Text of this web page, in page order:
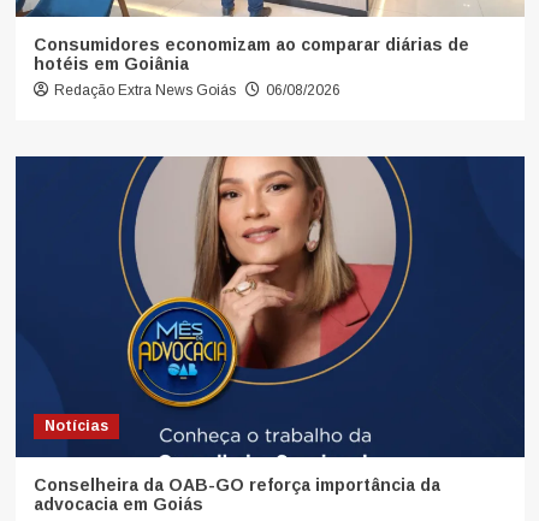
Consumidores economizam ao comparar diárias de
hotéis em Goiânia
Redação Extra News Goiás 06/08/2026
Notícias
Conselheira da OAB-GO reforça importância da
advocacia em Goiás